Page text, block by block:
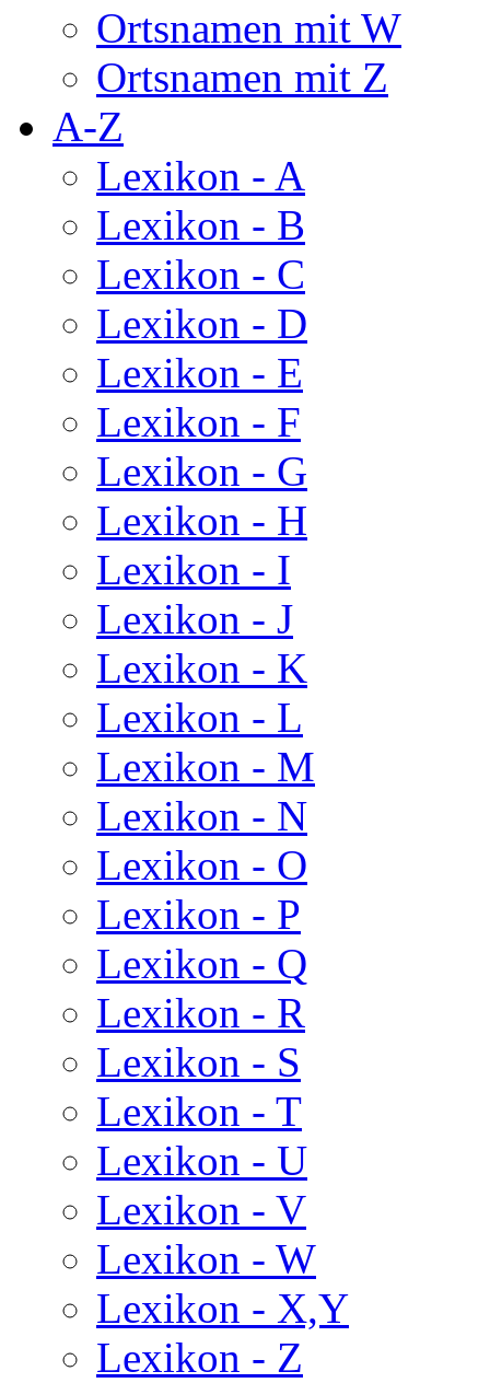
Ortsnamen mit W
Ortsnamen mit Z
A-Z
Lexikon - A
Lexikon - B
Lexikon - C
Lexikon - D
Lexikon - E
Lexikon - F
Lexikon - G
Lexikon - H
Lexikon - I
Lexikon - J
Lexikon - K
Lexikon - L
Lexikon - M
Lexikon - N
Lexikon - O
Lexikon - P
Lexikon - Q
Lexikon - R
Lexikon - S
Lexikon - T
Lexikon - U
Lexikon - V
Lexikon - W
Lexikon - X,Y
Lexikon - Z